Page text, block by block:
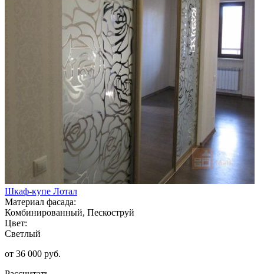
Шкаф-купе Лотал
Материал фасада:
Комбинированный, Пескоструй
Цвет:
Светлый
от 36 000 руб.